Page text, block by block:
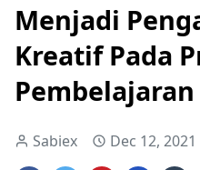
Menjadi
Kreatif Pada
Pembelajaran
Sabiex Dec 12, 2021